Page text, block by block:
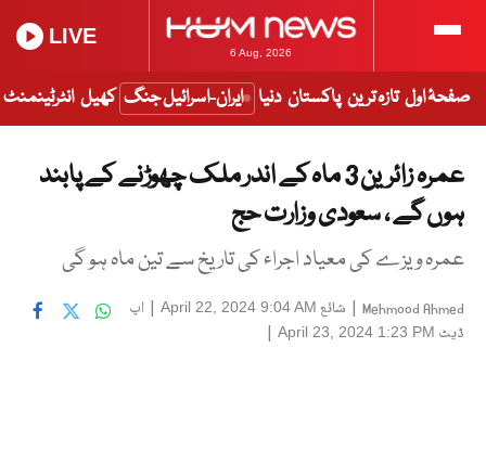
6 Aug, 2026
LIVE
صفحۂ اول تازہ ترین پاکستان دنیا ایران-اسرائیل جنگ کھیل انٹرٹینمنٹ
عمرہ زائرین 3 ماہ کے اندر ملک چھوڑنے کے پابند
ہوں گے ، سعودی وزارت حج
عمرہ ویزے کی معیاد اجراء کی تاریخ سے تین ماہ ہو گی
Mehmood Ahmed
| شائع April 22, 2024 9:04 AM
| اپ
ڈیٹ April 23, 2024 1:23 PM
|